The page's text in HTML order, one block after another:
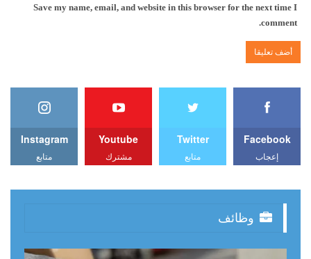
Save my name, email, and website in this browser for the next time I
comment.
Facebook
إعجاب
Twitter
متابع
Youtube
مشترك
Instagram
متابع
وظائف